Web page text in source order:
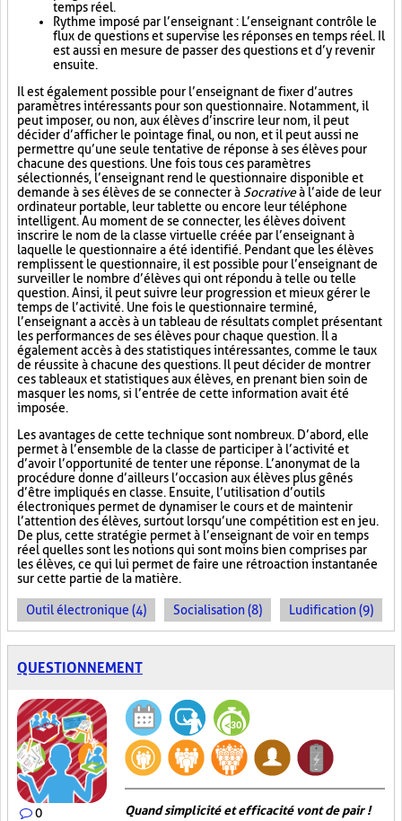
temps réel.
Rythme imposé par l’enseignant : L’enseignant contrôle le
flux de questions et supervise les réponses en temps réel. Il
est aussi en mesure de passer des questions et d’y revenir
ensuite.
Il est également possible pour l’enseignant de fixer d’autres
paramètres intéressants pour son questionnaire. Notamment, il
peut imposer, ou non, aux élèves d’inscrire leur nom, il peut
décider d’afficher le pointage final, ou non, et il peut aussi ne
permettre qu’une seule tentative de réponse à ses élèves pour
chacune des questions. Une fois tous ces paramètres
sélectionnés, l’enseignant rend le questionnaire disponible et
demande à ses élèves de se connecter à Socrativeà l’aide de leur
ordinateur portable, leur tablette ou encore leur téléphone
intelligent. Au moment de se connecter, les élèves doivent
inscrire le nom de la classe virtuelle créée par l’enseignant à
laquelle le questionnaire a été identifié. Pendant que les élèves
remplissent le questionnaire, il est possible pour l’enseignant de
surveiller le nombre d’élèves qui ont répondu à telle ou telle
question. Ainsi, il peut suivre leur progression et mieux gérer le
temps de l’activité. Une fois le questionnaire terminé,
l’enseignant a accès à un tableau de résultats complet présentant
les performances de ses élèves pour chaque question. Il a
également accès à des statistiques intéressantes, comme le taux
de réussite à chacune des questions. Il peut décider de montrer
ces tableaux et statistiques aux élèves, en prenant bien soin de
masquer les noms, si l’entrée de cette information avait été
imposée.
Les avantages de cette technique sont nombreux. D’abord, elle
permet à l’ensemble de la classe de participer à l’activité et
d’avoir l’opportunité de tenter une réponse. L’anonymat de la
procédure donne d’ailleurs l’occasion aux élèves plus gênés
d’être impliqués en classe. Ensuite, l’utilisation d’outils
électroniques permet de dynamiser le cours et de maintenir
l’attention des élèves, surtout lorsqu’une compétition est en jeu.
De plus, cette stratégie permet à l’enseignant de voir en temps
réel quelles sont les notions qui sont moins bien comprises par
les élèves, ce qui lui permet de faire une rétroaction instantanée
sur cette partie de la matière.
Outil électronique (4) Socialisation (8) Ludification (9)
QUESTIONNEMENT
0 Quand simplicité et efficacité vont de pair !